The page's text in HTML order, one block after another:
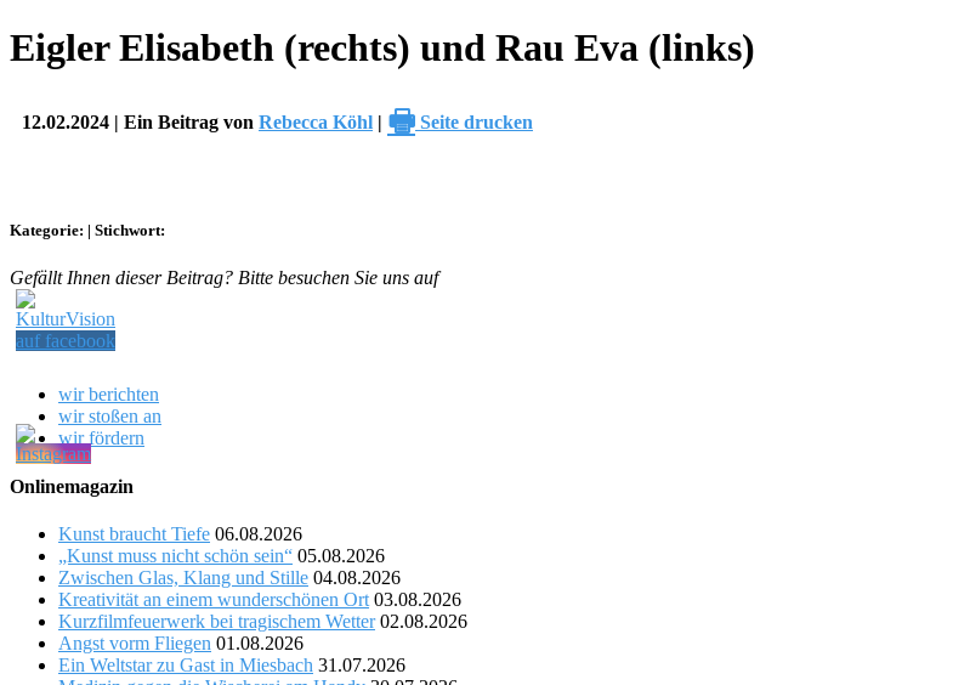
Eigler Elisabeth (rechts) und Rau Eva (links)
12.02.2024 | Ein Beitrag von Rebecca Köhl | 🖶 Seite drucken
Kategorie: | Stichwort:
Gefällt Ihnen dieser Beitrag? Bitte besuchen Sie uns auf
wir berichten
wir stoßen an
wir fördern
Onlinemagazin
Kunst braucht Tiefe 06.08.2026
„Kunst muss nicht schön sein“ 05.08.2026
Zwischen Glas, Klang und Stille 04.08.2026
Kreativität an einem wunderschönen Ort 03.08.2026
Kurzfilmfeuerwerk bei tragischem Wetter 02.08.2026
Angst vorm Fliegen 01.08.2026
Ein Weltstar zu Gast in Miesbach 31.07.2026